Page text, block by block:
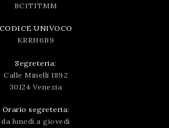
BCITITMM
CODICE UNIVOCO
KRRH6B9
Segreteria:
Calle Minelli 1892
30124 Venezia
Orario segreteria:
da lunedì a giovedì